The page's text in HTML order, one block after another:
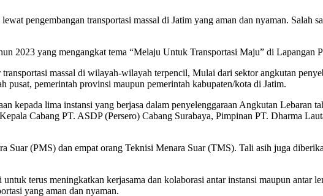
pengembangan transportasi massal di Jatim yang aman dan nyaman. Salah
2023 yang mengangkat tema “Melaju Untuk Transportasi Maju” di Lapangan
massal di wilayah-wilayah terpencil, Mulai dari sektor angkutan
pusat, pemerintah provinsi maupun pemerintah kabupaten/kota di Jatim.
kepada lima instansi yang berjasa dalam penyelenggaraan Angkutan Lebaran
Cabang PT. ASDP (Persero) Cabang Surabaya, Pimpinan PT. Dharma
Suar (PMS) dan empat orang Teknisi Menara Suar (TMS). Tali asih juga
terus meningkatkan kerjasama dan kolaborasi antar instansi maupun antar
yang aman dan nyaman.